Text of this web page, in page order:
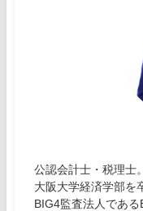
公認会計士・税理士。
大阪大学経済学部を
BIG4監査法人であ